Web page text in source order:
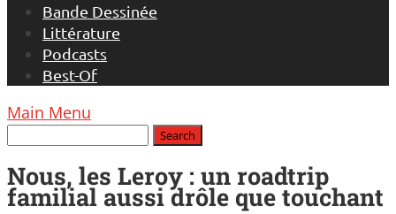
Bande Dessinée
Littérature
Podcasts
Best-Of
Main Menu
Nous, les Leroy : un roadtrip
familial aussi drôle que touchant